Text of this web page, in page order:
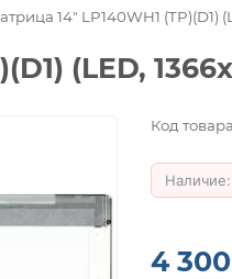
14" LP140WH1 (TP)(D1)
(LED,
Код товара
4